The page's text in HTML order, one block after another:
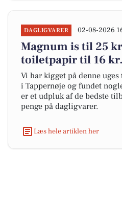
DAGLIGVARER 02-08-2026
Magnum is til 25
toiletpapir til 16
Vi har kigget på denne
i Tappernøje og fundet
er et udpluk af de bedste
penge på dagligvarer.
Læs hele artiklen her